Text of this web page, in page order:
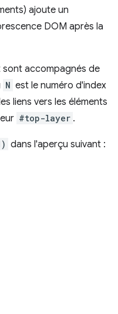
ajoute un
DOM après la
sont accompagnés de
N est le numéro d'index
liens vers les éléments
#top-layer .
dans l'aperçu suivant :